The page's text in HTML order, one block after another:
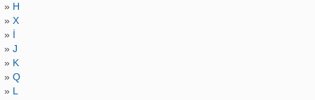
» H
» X
» İ
» J
» K
» Q
» L